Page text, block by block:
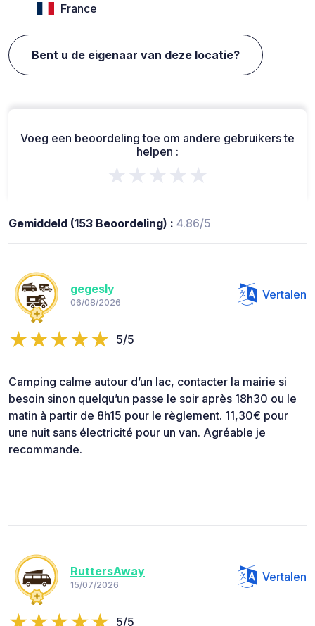
France
Bent u de eigenaar van deze locatie?
Voeg een beoordeling toe om andere gebruikers te
helpen :
★★★★★
Gemiddeld (153 Beoordeling) : 4.86/5
gegesly
06/08/2026
Vertalen
5/5
Camping calme autour d’un lac, contacter la mairie si
besoin sinon quelqu’un passe le soir après 18h30 ou le
matin à partir de 8h15 pour le règlement. 11,30€ pour
une nuit sans électricité pour un van. Agréable je
recommande.
RuttersAway
15/07/2026
Vertalen
5/5